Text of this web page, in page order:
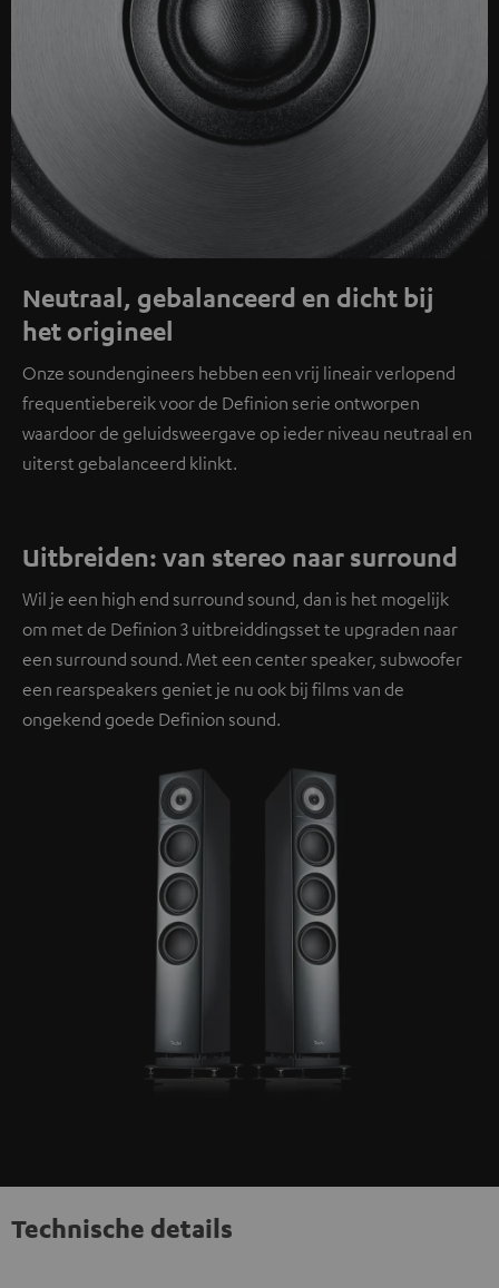
Neutraal, gebalanceerd en dicht bij
het origineel
Onze soundengineers hebben een vrij lineair verlopend
frequentiebereik voor de Definion serie ontworpen
waardoor de geluidsweergave op ieder niveau neutraal en
uiterst gebalanceerd klinkt.
Uitbreiden: van stereo naar surround
Wil je een high end surround sound, dan is het mogelijk
om met de Definion 3 uitbreiddingsset te upgraden naar
een surround sound. Met een center speaker, subwoofer
een rearspeakers geniet je nu ook bij films van de
ongekend goede Definion sound.
Technische details